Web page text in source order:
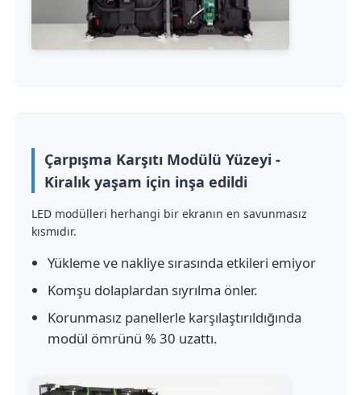
SMD LED Ekran
Çarpışma Karşıtı Modülü Yüzeyi -
Kiralık yaşam için inşa edildi
LED modülleri herhangi bir ekranın en savunmasız
kısmıdır.
Yükleme ve nakliye sırasında etkileri emiyor
Komşu dolaplardan sıyrılma önler.
Korunmasız panellerle karşılaştırıldığında
modül ömrünü % 30 uzattı.